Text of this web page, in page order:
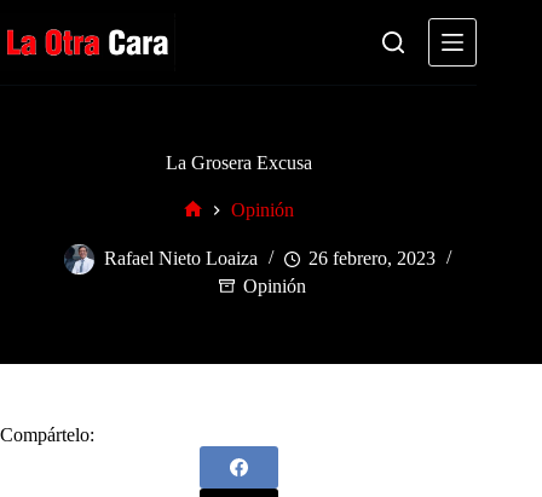
al
contenido
La Grosera Excusa
Opinión
Rafael Nieto Loaiza
26 febrero, 2023
Opinión
Compártelo: